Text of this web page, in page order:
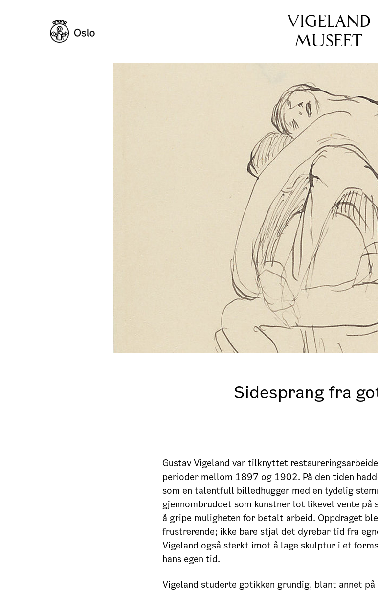
VIGELAND
MUSEET
Sidesprang fra
Gustav Vigeland var tilknyttet
perioder mellom 1897 og 1902. På den tiden
som en talentfull billedhugger med en tydelig
gjennombruddet som kunstner lot likevel vente på
å gripe muligheten for betalt arbeid. Oppdraget
frustrerende; ikke bare stjal det dyrebar tid fra
Vigeland også sterkt imot å lage skulptur i et
hans egen tid.
Vigeland studerte gotikken grundig, blant annet